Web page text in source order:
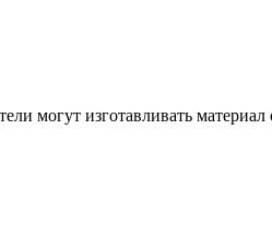
могут изготавливать материал